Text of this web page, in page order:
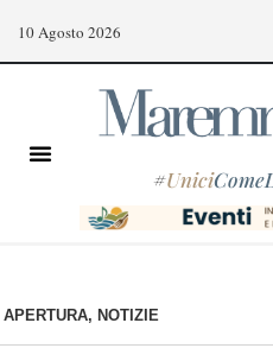
10 Agosto 2026
#Unici
APERTURA, NOTIZIE